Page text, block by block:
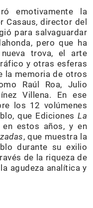
emotivamente la
Casaus, director del
para salvaguardar
pero que ha
trova, el arte
y otras esferas
la memoria de otros
Raúl Roa, Julio
Villena. En ese
los 12 volúmenes
que Ediciones La
en estos años, y en
, que muestra la
durante su exilio
de la riqueza de
agudeza analítica y